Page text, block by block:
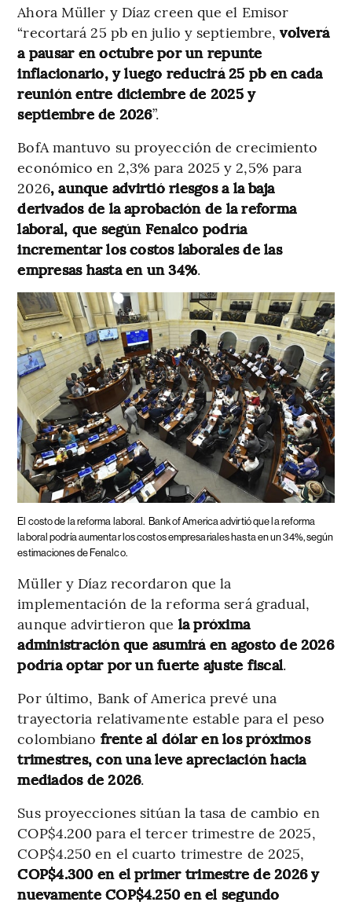
Ahora Müller y Díaz creen que el Emisor
“recortará 25 pb en julio y septiembre,volverá
a pausar en octubre por un repunte
inflacionario, y luego reducirá 25 pb en cada
reunión entre diciembre de 2025 y
septiembre de 2026”.
BofA mantuvo su proyección de crecimiento
económico en 2,3% para 2025 y 2,5% para
2026, aunque advirtió riesgos a la baja
derivados de la aprobación de la reforma
laboral, que según Fenalco podría
incrementar los costos laborales de las
empresas hasta en un 34%.
El costo de la reforma laboral. Bank of America advirtió que la reforma
laboral podría aumentar los costos empresariales hasta en un 34%, según
estimaciones de Fenalco.
Müller y Díaz recordaron que la
implementación de la reforma será gradual,
aunque advirtieron que la próxima
administración que asumirá en agosto de 2026
podría optar por un fuerte ajuste fiscal.
Por último, Bank of America prevé una
trayectoria relativamente estable para el peso
colombiano frente al dólar en los próximos
trimestres, con una leve apreciación hacia
mediados de 2026.
Sus proyecciones sitúan la tasa de cambio en
COP$4.200 para el tercer trimestre de 2025,
COP$4.250 en el cuarto trimestre de 2025,
COP$4.300 en el primer trimestre de 2026 y
nuevamente COP$4.250 en el segundo